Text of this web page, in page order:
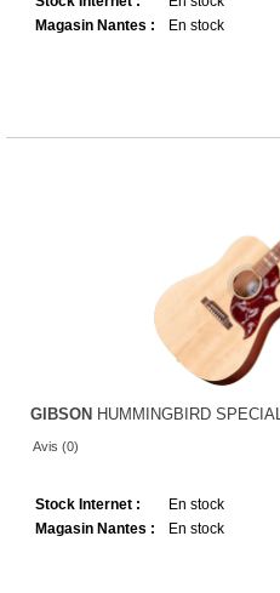
Magasin Nantes :
En stock
GIBSON HUMMINGBIRD SPECIAL
Avis (0)
Stock Internet :
En stock
Magasin Nantes :
En stock